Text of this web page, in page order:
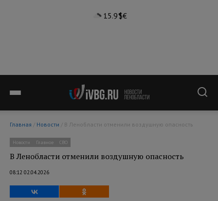
15.9°$€
Главная / Новости / В Ленобласти отменили воздушную опасность
Новости Главное СВО
В Ленобласти отменили воздушную опасность
08:12 02.04.2026